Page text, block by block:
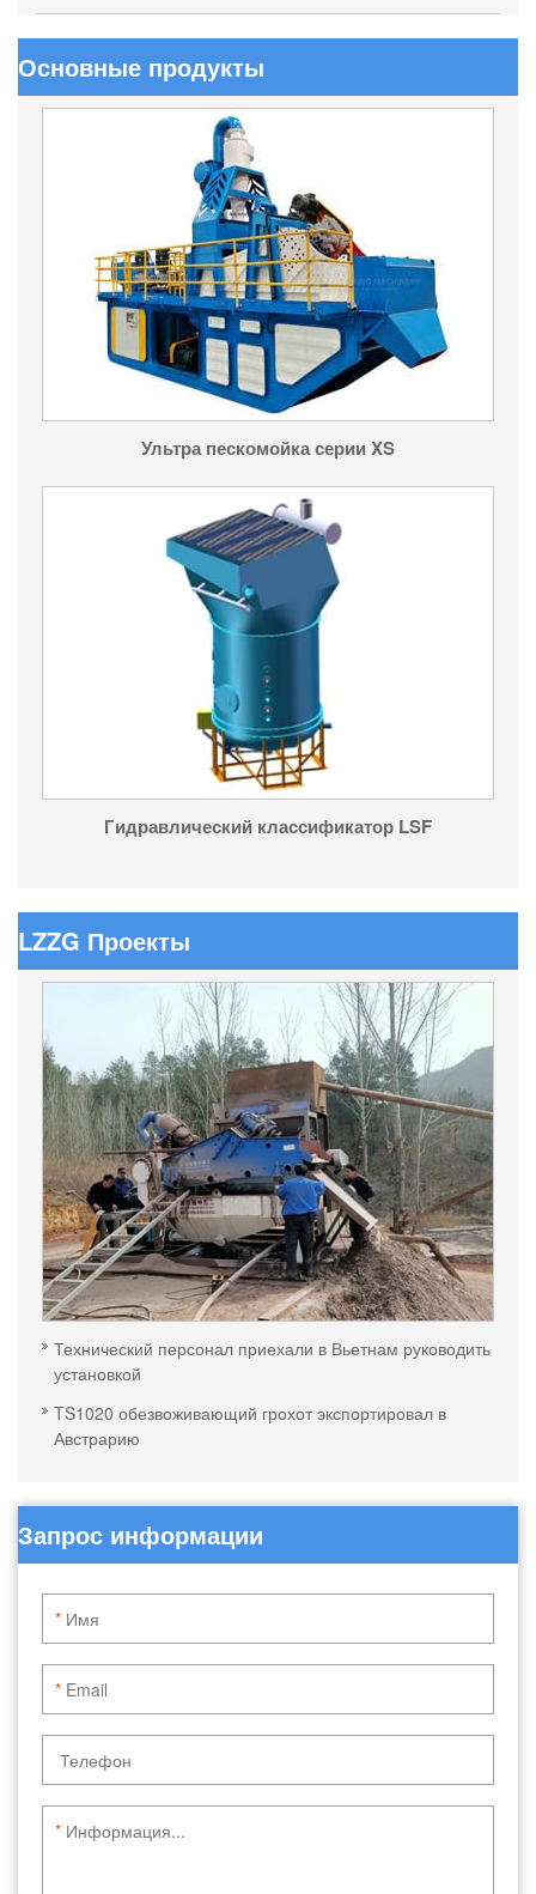
Основные продукты
Ультра пескомойка серии XS
Гидравлический классификатор LSF
LZZG Проекты
Технический персонал приехали в Вьетнам руководить
установкой
TS1020 обезвоживающий грохот экспортировал в
Австрарию
Запрос информации
*
*
*